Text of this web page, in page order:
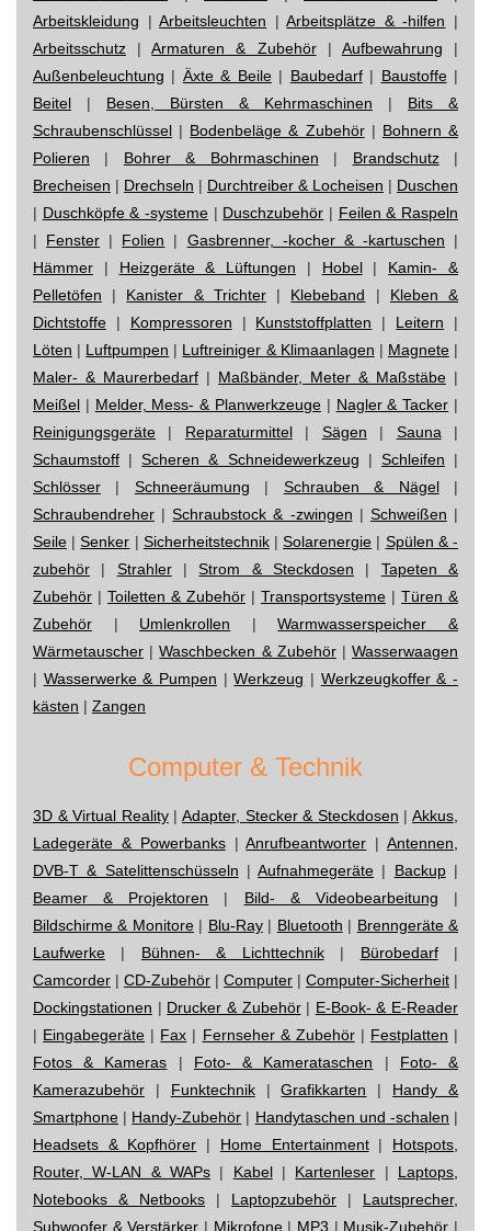
Arbeitskleidung |Arbeitsleuchten |Arbeitsplätze & -hilfen |
Arbeitsschutz |Armaturen & Zubehör| Aufbewahrung |
Außenbeleuchtung | Äxte & Beile| Baubedarf| Baustoffe|
Beitel | Besen, Bürsten & Kehrmaschinen | Bits &
Schraubenschlüssel | Bodenbeläge & Zubehör| Bohnern &
Polieren | Bohrer & Bohrmaschinen | Brandschutz|
Brecheisen | Drechseln | Durchtreiber & Locheisen | Duschen
| Duschköpfe & -systeme | Duschzubehör | Feilen & Raspeln
| Fenster | Folien | Gasbrenner, -kocher & -kartuschen |
Hämmer | Heizgeräte & Lüftungen | Hobel| Kamin- &
Pelletöfen | Kanister & Trichter| Klebeband | Kleben &
Dichtstoffe | Kompressoren | Kunststoffplatten | Leitern |
Löten | Luftpumpen | Luftreiniger & Klimaanlagen | Magnete|
Maler- & Maurerbedarf | Maßbänder, Meter & Maßstäbe |
Meißel | Melder, Mess- & Planwerkzeuge | Nagler & Tacker |
Reinigungsgeräte | Reparaturmittel| Sägen | Sauna |
Schaumstoff |Scheren & Schneidewerkzeug | Schleifen |
Schlösser | Schneeräumung | Schrauben & Nägel|
Schraubendreher |Schraubstock & -zwingen | Schweißen |
Seile |Senker | Sicherheitstechnik|Solarenergie | Spülen & -
zubehör | Strahler|Strom & Steckdosen | Tapeten &
Zubehör | Toiletten & Zubehör | Transportsysteme | Türen &
Zubehör | Umlenkrollen |Warmwasserspeicher &
Wärmetauscher |Waschbecken & Zubehör|Wasserwaagen
| Wasserwerke & Pumpen |Werkzeug | Werkzeugkoffer & -
kästen | Zangen
Computer & Technik
3D & Virtual Reality|Adapter, Stecker & Steckdosen |Akkus,
Ladegeräte & Powerbanks|Anrufbeantworter |Antennen,
DVB-T & Satelittenschüsseln |Aufnahmegeräte | Backup|
Beamer & Projektoren | Bild- & Videobearbeitung |
Bildschirme & Monitore| Blu-Ray| Bluetooth | Brenngeräte &
Laufwerke | Bühnen- & Lichttechnik| Bürobedarf|
Camcorder | CD-Zubehör | Computer | Computer-Sicherheit |
Dockingstationen | Drucker & Zubehör| E-Book- & E-Reader
| Eingabegeräte | Fax | Fernseher & Zubehör| Festplatten |
Fotos & Kameras | Foto- & Kamerataschen | Foto- &
Kamerazubehör | Funktechnik|Grafikkarten | Handy &
Smartphone | Handy-Zubehör | Handytaschen und -schalen |
Headsets & Kopfhörer | Home Entertainment| Hotspots,
Router, W-LAN & WAPs | Kabel| Kartenleser | Laptops,
Notebooks & Netbooks | Laptopzubehör | Lautsprecher,
Subwoofer & Verstärker | Mikrofone| MP3 | Musik-Zubehör |